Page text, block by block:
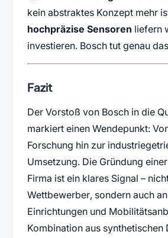
kein abstraktes Konzept mehr
hochpräzise Sensoren liefern
investieren. Bosch tut genau
Fazit
Der Vorstoß von Bosch in die
markiert einen Wendepunkt:
Forschung hin zur
Umsetzung. Die Gründung
Firma ist ein klares Signal –
Wettbewerber, sondern auch
Einrichtungen und
Kombination aus synthetischen